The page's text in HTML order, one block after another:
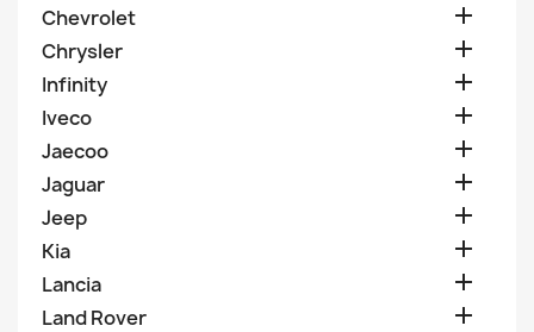
Chevrolet 
Chrysler 
Infinity 
Iveco 
Jaecoo 
Jaguar 
Jeep 
Kia 
Lancia 
Land Rover 